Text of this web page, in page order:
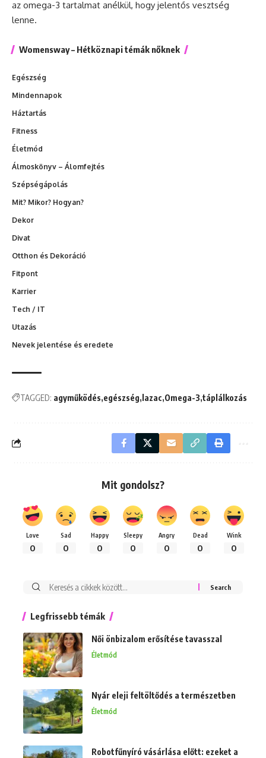
az omega-3 tartalmat anélkül, hogy jelentős vesztség
lenne.
Womensway – Hétköznapi témák nőknek
Egészség
Mindennapok
Háztartás
Fitness
Életmód
Álmoskönyv – Álomfejtés
Szépségápolás
Mit? Mikor? Hogyan?
Dekor
Divat
Otthon és Dekoráció
Fitpont
Karrier
Tech / IT
Utazás
Nevek jelentése és eredete
TAGGED: agyműködés egészség lazac Omega-3 táplálkozás
Mit gondolsz?
Love
0
Sad
0
Happy
0
Sleepy
0
Angry
0
Dead
0
Wink
0
Keresés:
Legfrissebb témák
Női önbizalom erősítése tavasszal
Életmód
Nyár eleji feltöltődés a természetben
Életmód
Robotfűnyíró vásárlása előtt: ezeket a